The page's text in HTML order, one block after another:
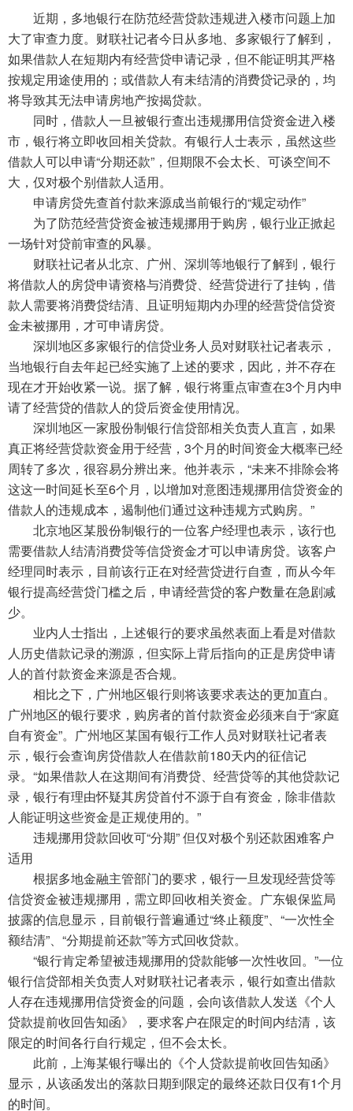
近期，多地银行在防范经营贷款违规进入楼市问题上加
大了审查力度。财联社记者今日从多地、多家银行了解到，
如果借款人在短期内有经营贷申请记录，但不能证明其严格
按规定用途使用的；或借款人有未结清的消费贷记录的，均
将导致其无法申请房地产按揭贷款。
同时，借款人一旦被银行查出违规挪用信贷资金进入楼
市，银行将立即收回相关贷款。有银行人士表示，虽然这些
借款人可以申请“分期还款”，但期限不会太长、可谈空间不
大，仅对极个别借款人适用。
申请房贷先查首付款来源成当前银行的“规定动作”
为了防范经营贷资金被违规挪用于购房，银行业正掀起
一场针对贷前审查的风暴。
财联社记者从北京、广州、深圳等地银行了解到，银行
将借款人的房贷申请资格与消费贷、经营贷进行了挂钩，借
款人需要将消费贷结清、且证明短期内办理的经营贷信贷资
金未被挪用，才可申请房贷。
深圳地区多家银行的信贷业务人员对财联社记者表示，
当地银行自去年起已经实施了上述的要求，因此，并不存在
现在才开始收紧一说。据了解，银行将重点审查在3个月内申
请了经营贷的借款人的贷后资金使用情况。
深圳地区一家股份制银行信贷部相关负责人直言，如果
真正将经营贷款资金用于经营，3个月的时间资金大概率已经
周转了多次，很容易分辨出来。他并表示，“未来不排除会将
这这一时间延长至6个月，以增加对意图违规挪用信贷资金的
借款人的违规成本，遏制他们通过这种违规方式购房。”
北京地区某股份制银行的一位客户经理也表示，该行也
需要借款人结清消费贷等信贷资金才可以申请房贷。该客户
经理同时表示，目前该行正在对经营贷进行自查，而从今年
银行提高经营贷门槛之后，申请经营贷的客户数量在急剧减
少。
业内人士指出，上述银行的要求虽然表面上看是对借款
人历史借款记录的溯源，但实际上背后指向的正是房贷申请
人的首付款资金来源是否合规。
相比之下，广州地区银行则将该要求表达的更加直白。
广州地区的银行要求，购房者的首付款资金必须来自于“家庭
自有资金”。广州地区某国有银行工作人员对财联社记者表
示，银行会查询房贷借款人在借款前180天内的征信记
录。“如果借款人在这期间有消费贷、经营贷等的其他贷款记
录，银行有理由怀疑其房贷首付不源于自有资金，除非借款
人能证明这些资金是正规使用的。”
违规挪用贷款回收可“分期” 但仅对极个别还款困难客户
适用
根据多地金融主管部门的要求，银行一旦发现经营贷等
信贷资金被违规挪用，需立即回收相关资金。广东银保监局
披露的信息显示，目前银行普遍通过“终止额度”、“一次性全
额结清”、“分期提前还款”等方式回收贷款。
“银行肯定希望被违规挪用的贷款能够一次性收回。”一位
银行信贷部相关负责人对财联社记者表示，银行如查出借款
人存在违规挪用信贷资金的问题，会向该借款人发送《个人
贷款提前收回告知函》，要求客户在限定的时间内结清，该
限定的时间各行自行规定，但不会太长。
此前，上海某银行曝出的《个人贷款提前收回告知函》
显示，从该函发出的落款日期到限定的最终还款日仅有1个月
的时间。